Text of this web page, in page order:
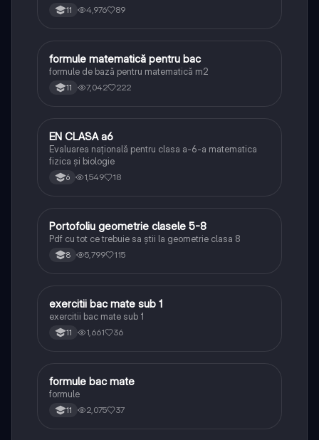
11 4,976 89
Matematică
formule matematică pentru bac
formule de bază pentru matematică m2
11 7,042 222
Matematică
EN CLASA a6
Evaluarea națională pentru clasa a-6-a matematica
fizica și biologie
6 1,549 18
Matematică
Portofoliu geometrie clasele 5-8
Pdf cu tot ce trebuie sa știi la geometrie clasa 8
8 5,799 115
Matematică
exercitii bac mate sub 1
exercitii bac mate sub 1
11 1,661 36
Matematică
formule bac mate
formule
11 2,075 37